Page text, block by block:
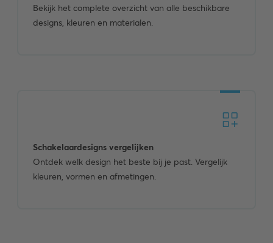
Bekijk het complete overzicht van alle beschikbare
designs, kleuren en materialen.
Schakelaar­designs vergelijken
Ontdek welk design het beste bij je past. Vergelijk
kleuren, vormen en afmetingen.